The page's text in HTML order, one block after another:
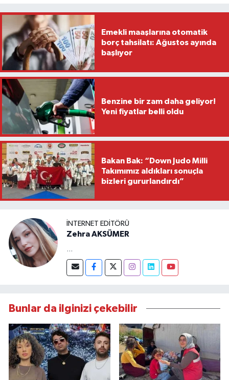
Emekli maaşlarına otomatik
borç tahsilatı: Ağustos ayında
başlıyor
Benzine bir zam daha geliyor!
Yeni fiyatlar belli oldu
Bakan Bak: “Down Judo Milli
Takımımız aldıkları sonuçla
bizleri gururlandırdı”
İNTERNET EDITÖRÜ
Zehra AKSÜMER
...
Bunlar da ilginizi çekebilir